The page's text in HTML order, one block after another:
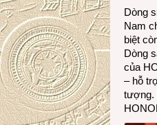
Dòng
Nam
biệt
Dòng
của
– hỗ
tượng.